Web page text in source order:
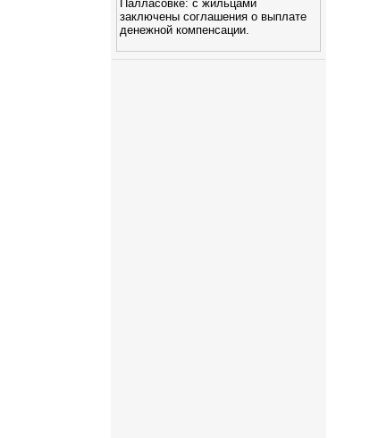
Палласовке: с жильцами
заключены соглашения о выплате
денежной компенсации.